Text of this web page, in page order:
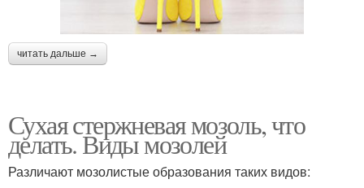
читать дальше →
Сухая стержневая мозоль, что
делать. Виды мозолей
Различают мозолистые образования таких видов: